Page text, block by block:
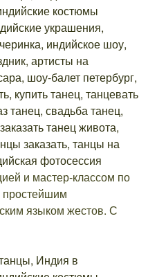
и мастер-классом по
простейшим
языком жестов. С